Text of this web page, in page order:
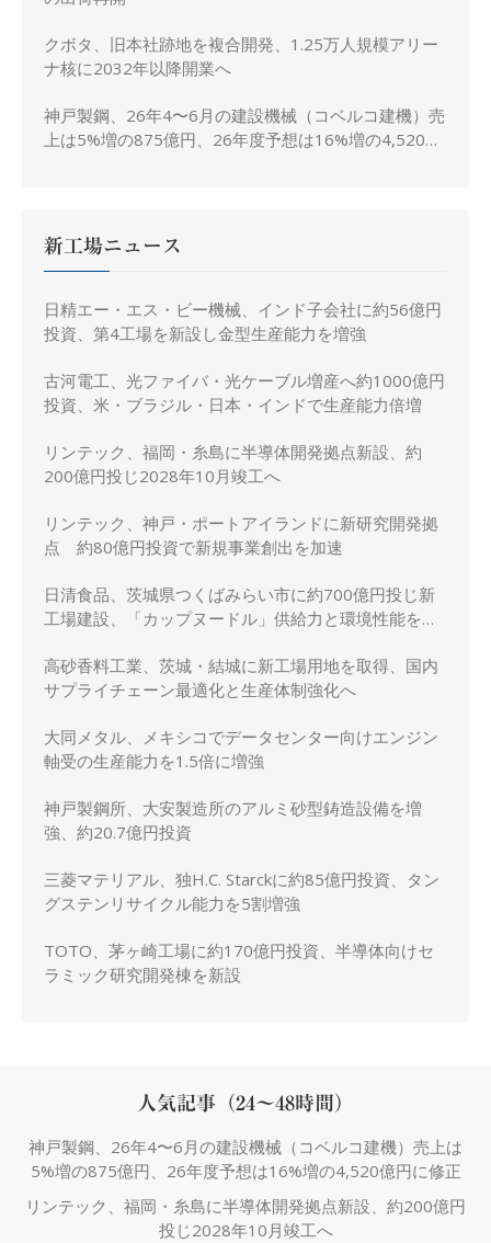
クボタ、旧本社跡地を複合開発、1.25万人規模アリー
ナ核に2032年以降開業へ
神戸製鋼、26年4〜6月の建設機械（コベルコ建機）売
上は5%増の875億円、26年度予想は16%増の4,520億
新工場ニュース
日精エー・エス・ビー機械、インド子会社に約56億円
投資、第4工場を新設し金型生産能力を増強
古河電工、光ファイバ・光ケーブル増産へ約1000億円
投資、米・ブラジル・日本・インドで生産能力倍増
リンテック、福岡・糸島に半導体開発拠点新設、約
200億円投じ2028年10月竣工へ
リンテック、神戸・ポートアイランドに新研究開発拠
点 約80億円投資で新規事業創出を加速
日清食品、茨城県つくばみらい市に約700億円投じ新
工場建設、「カップヌードル」供給力と環境性能を強
高砂香料工業、茨城・結城に新工場用地を取得、国内
サプライチェーン最適化と生産体制強化へ
大同メタル、メキシコでデータセンター向けエンジン
軸受の生産能力を1.5倍に増強
神戸製鋼所、大安製造所のアルミ砂型鋳造設備を増
強、約20.7億円投資
三菱マテリアル、独H.C. Starckに約85億円投資、タン
グステンリサイクル能力を5割増強
TOTO、茅ヶ崎工場に約170億円投資、半導体向けセ
ラミック研究開発棟を新設
人気記事（24～48時間）
神戸製鋼、26年4〜6月の建設機械（コベルコ建機）売上は
5%増の875億円、26年度予想は16%増の4,520億円に修正
リンテック、福岡・糸島に半導体開発拠点新設、約200億円
投じ2028年10月竣工へ